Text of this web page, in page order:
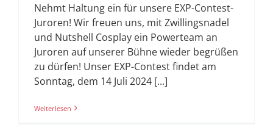
Nehmt Haltung ein für unsere EXP-Contest-
Juroren! Wir freuen uns, mit Zwillingsnadel
und Nutshell Cosplay ein Powerteam an
Juroren auf unserer Bühne wieder begrüßen
zu dürfen! Unser EXP-Contest findet am
Sonntag, dem 14 Juli 2024 [...]
Weiterlesen